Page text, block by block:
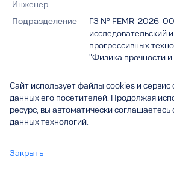
Инженер
Подразделение
ГЗ № FEMR-2026-
исследовательский
прогрессивных
"Физика прочности
445020, Самарская
ул. Белорусская, д. 14
Сайт
Сайт использует файлы cookies и сервис
данных его посетителей. Продолжая
ресурс, вы автоматически соглашаетесь
данных технологий.
Закрыть